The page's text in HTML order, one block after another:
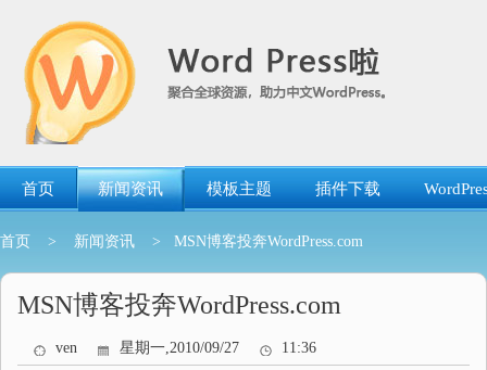
首页 新闻资讯 模板主题 插件下载
首页 > 新闻资讯 > MSN博客投奔WordPress.com
MSN博客投奔WordPress.com
ven 星期一,2010/09/27 11:36